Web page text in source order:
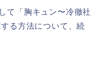
て 「 胸キュン〜冷徹社
る方法について、続